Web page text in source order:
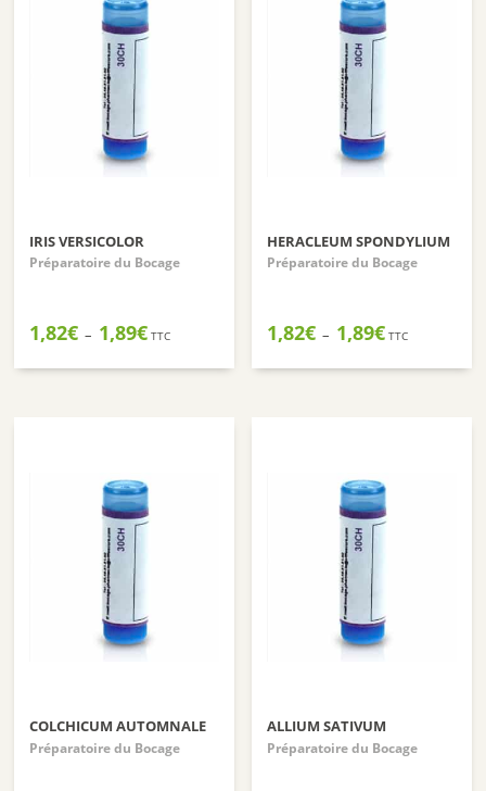
IRIS VERSICOLOR
Préparatoire du Bocage
1,82€ – 1,89€Plage
prix :
TTC
HERACLEUM SPONDYLIUM
Préparatoire du Bocage
1,82€ – 1,89€Plage
prix :
TTC
COLCHICUM AUTOMNALE
Préparatoire du Bocage
ALLIUM SATIVUM
Préparatoire du Bocage